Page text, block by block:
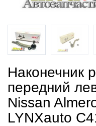
Наконечник
передний
Nissan
LYNXauto